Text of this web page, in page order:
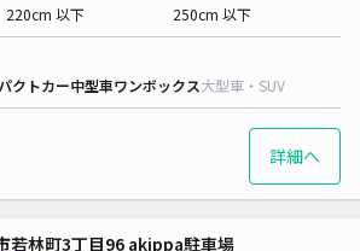
220cm 以下
250cm 以下
クトカー中型車ワンボックス大型車・SUV
詳細へ
若林町3丁目96 akippa駐車場